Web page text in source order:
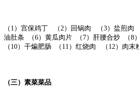
（1）宫保鸡丁 （2）回锅肉 （3）盐煎肉
油肚条 （6）黄瓜肉片 （7）肝腰合炒 （8
（10）干煸肥肠 （11）红烧肉 （12）肉末
（三）素菜菜品